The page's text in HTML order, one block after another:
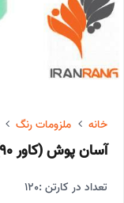
خانه ملزومات رنگ
آسان پوش (کاور 90)
تعداد در کارتن :120